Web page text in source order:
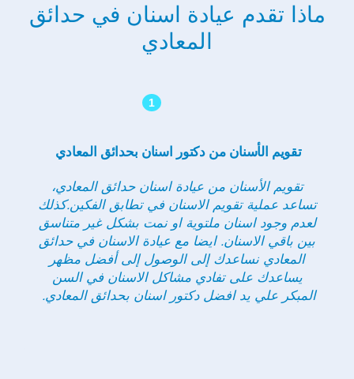
ماذا تقدم عيادة اسنان في حدائق
المعادي
1
تقويم الأسنان من دكتور اسنان بحدائق المعادي
تقويم الأسنان من عيادة اسنان حدائق المعادي،
تساعد عملية تقويم الاسنان في تطابق الفكين.كذلك
لعدم وجود اسنان ملتوية او نمت بشكل غير متناسق
بين باقي الاسنان. ايضا مع عيادة الاسنان في حدائق
المعادي نساعدك إلى الوصول إلى أفضل مظهر
يساعدك على تفادي مشاكل الاسنان في السن
المبكر علي يد افضل دكتور اسنان بحدائق المعادي.